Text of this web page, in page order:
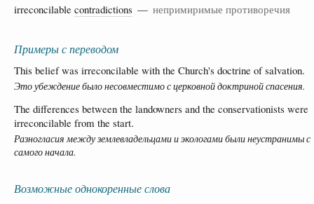
irreconcilable contradictions — непримиримые противоречия
Примеры с переводом
This belief was irreconcilable with the Church's doctrine of salvation.
Это убеждение было несовместимо с церковной доктриной спасения.
The differences between the landowners and the conservationists were
irreconcilable from the start.
Разногласия между землевладельцами и экологами были неустранимы с
самого начала.
Возможные однокоренные слова